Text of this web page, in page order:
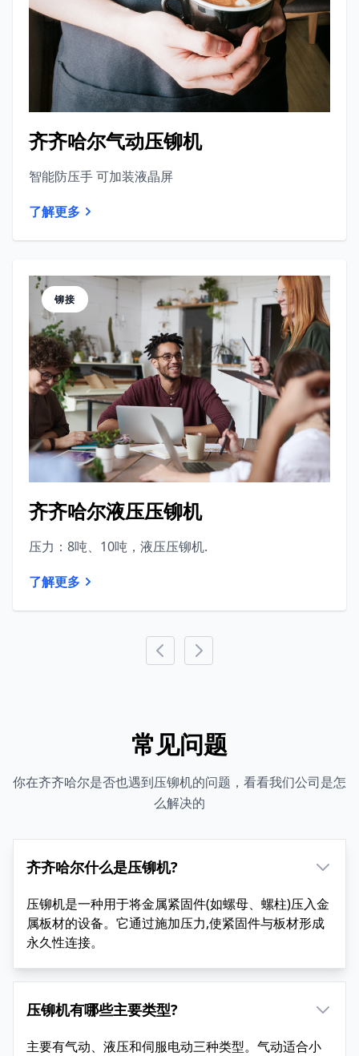
齐齐哈尔气动压铆机
智能防压手 可加装液晶屏
了解更多
铆接
齐齐哈尔液压压铆机
压力：8吨、10吨，液压压铆机.
了解更多
常见问题
你在齐齐哈尔是否也遇到压铆机的问题，看看我们公司是怎
么解决的
齐齐哈尔什么是压铆机?
压铆机是一种用于将金属紧固件(如螺母、螺柱)压入金
属板材的设备。它通过施加压力,使紧固件与板材形成
永久性连接。
压铆机有哪些主要类型?
主要有气动、液压和伺服电动三种类型。气动适合小